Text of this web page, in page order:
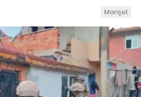
Manşet